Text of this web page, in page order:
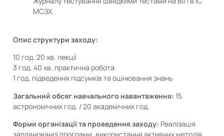
МСЗХ.
Опис структури заходу:
10 год. 20 хв. лекції
3 год. 40 хв. практична робота
1 год. підведення підсумків та оцінювання знань
Загальний обсяг навчального навантаження: 15
астрономічних год. / 20 академічних год.
Форми організації та проведення заходу: Реалізація